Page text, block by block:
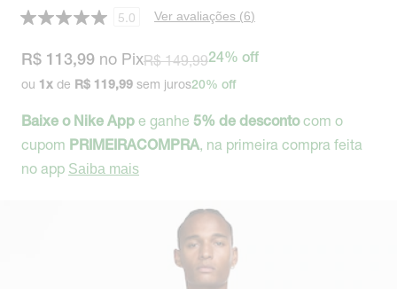
5.0 Ver avaliações (6)
R$ 113,99 no PixR$ 149,9924% off
ou 1x de R$ 119,99 sem juros20% off
Baixe o Nike App e ganhe 5% de descontocom o
cupom PRIMEIRACOMPRA, na primeira compra feita
no app Saiba mais